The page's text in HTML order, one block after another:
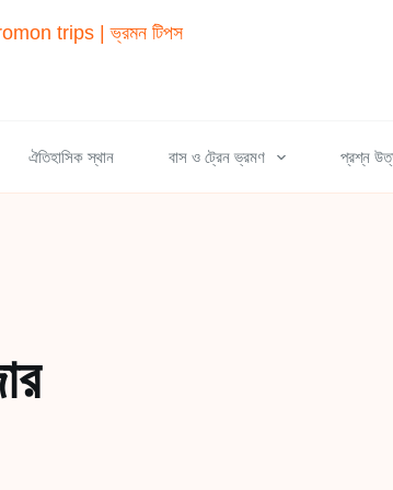
ঐতিহাসিক স্থান বাস ও ট্রেন ভ্রমণ প্রশ্ন